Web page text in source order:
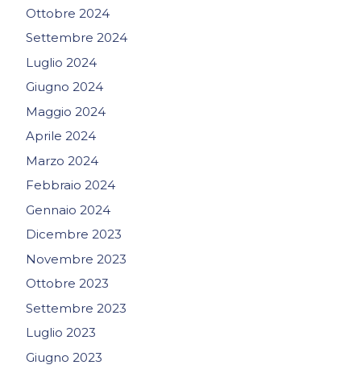
Ottobre 2024
Settembre 2024
Luglio 2024
Giugno 2024
Maggio 2024
Aprile 2024
Marzo 2024
Febbraio 2024
Gennaio 2024
Dicembre 2023
Novembre 2023
Ottobre 2023
Settembre 2023
Luglio 2023
Giugno 2023